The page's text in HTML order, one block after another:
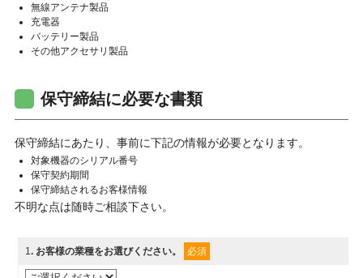
無線アンテナ製品
充電器
バッテリー製品
その他アクセサリ製品
保守締結に必要な書類
保守締結にあたり、事前に下記の情報が必要となります。
対象機器のシリアル番号
保守契約期間
保守締結されるお客様情報
不明な点は随時ご相談下さい。
1. お客様の業種をお選びください。 必須